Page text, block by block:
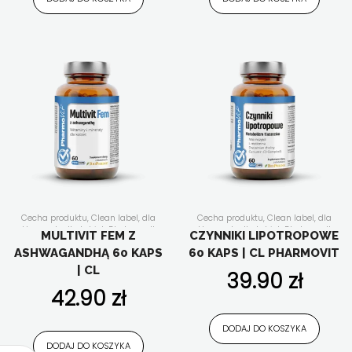
Cecha produktu, Clean label, dla
aktywnych, dla kobiet,Dla kogo
dla
seniora,dla wegan, dla wegetarian
ekstrakty roślinne, Forma
Funkcjonalność
, Składniki aktywne
suplementy diety w
kapsułkach/tabletkach,układ
MULTIVIT FEM Z
ASHWAGANDHĄ 60 KAPS
| CL
42.90 zł
DODAJ DO KOSZYKA
Cecha produktu, Clean label, dla
aktywnych,dla kobiet,Dla kogo,dla
mężczyzn,dla seniora ,dla wegan ,
dla wegetarian,Forma suplementu,
Nowości Składniki aktywne
suplementy diety w
minerały,Wszystkie produkty
CZYNNIKI LIPOTROPOWE
60 KAPS | CL PHARMOVIT
39.90 zł
DODAJ DO KOSZYKA